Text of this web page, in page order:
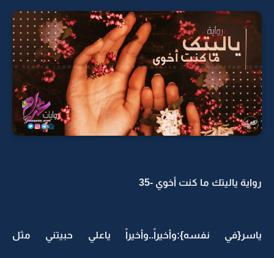
رواية ياليتك ما كنت أخوي -35
ياسر{في نفسه}:وأخيراً..وأخيراً ياعلي حبيتني مثل